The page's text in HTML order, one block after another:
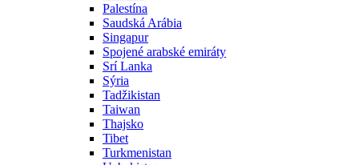
Palestína
Saudská Arábia
Singapur
Spojené arabské emiráty
Srí Lanka
Sýria
Tadžikistan
Taiwan
Thajsko
Tibet
Turkmenistan